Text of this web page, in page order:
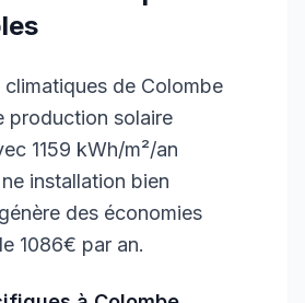
de Colombe
production solaire
1159 kWh/m²/an
installation bien
des économies
1086€ par an.